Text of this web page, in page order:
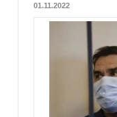
01.11.2022